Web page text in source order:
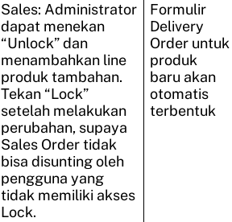
Sales: Administrator
dapat menekan
“Unlock” dan
menambahkan line
produk tambahan.
Tekan “Lock”
setelah melakukan
perubahan, supaya
Sales Order tidak
bisa disunting oleh
pengguna yang
tidak memiliki akses
Lock.
Formulir
Delivery
Order untuk
produk
baru akan
otomatis
terbentuk